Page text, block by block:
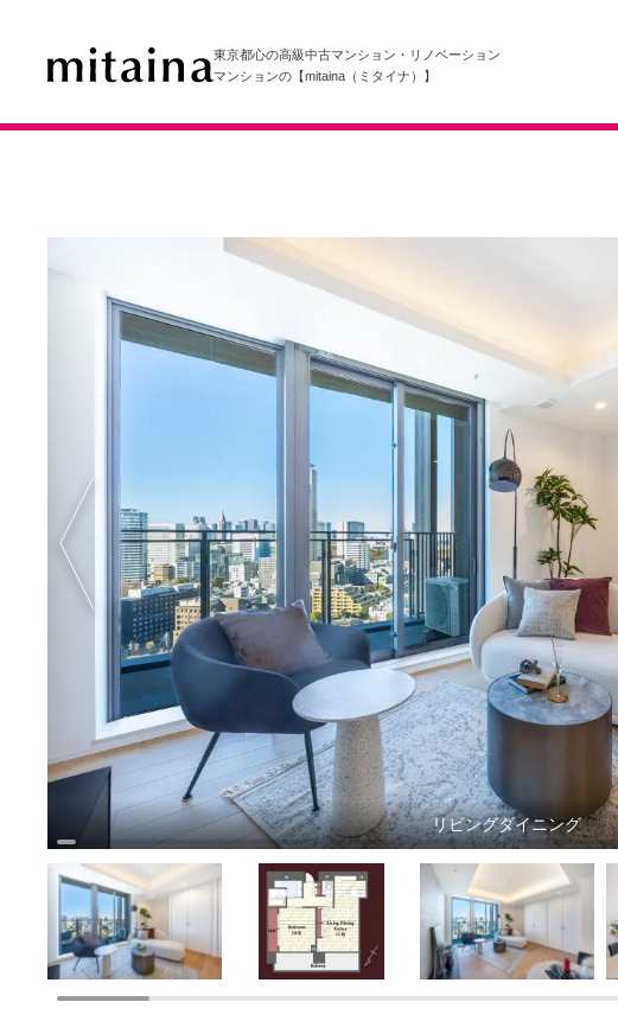
東京都心の高級中古マンション・リノベーション
マンションの【mitaina（ミタイナ）】
リビングダイニング